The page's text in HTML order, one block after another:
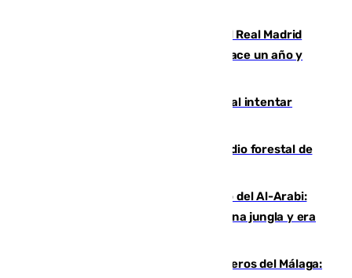
El fichaje más caro de la historia del Real Madrid
costaba 105 millones de euros menos hace un año y
Ceuta suma 82 fallecidos en el mar al intentar
Huelva eleva a emergencia el incendio forestal de
Juanfran Funes, sobre el duro juego del Al-Arabi:
“Por momentos nos hemos metido en una jungla y era
Ya se han estrenado los tres delanteros del Málaga: